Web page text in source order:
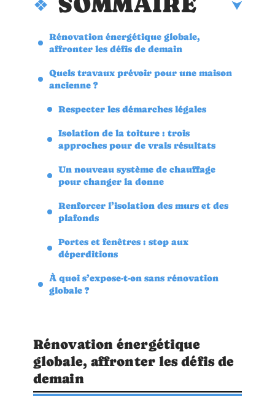
Rénovation énergétique globale,
affronter les défis de demain
Quels travaux prévoir pour une maison
ancienne ?
Respecter les démarches légales
Isolation de la toiture : trois
approches pour de vrais résultats
Un nouveau système de chauffage
pour changer la donne
Renforcer l’isolation des murs et des
plafonds
Portes et fenêtres : stop aux
déperditions
À quoi s’expose-t-on sans rénovation
globale ?
Rénovation énergétique
globale, affronter les défis de
demain